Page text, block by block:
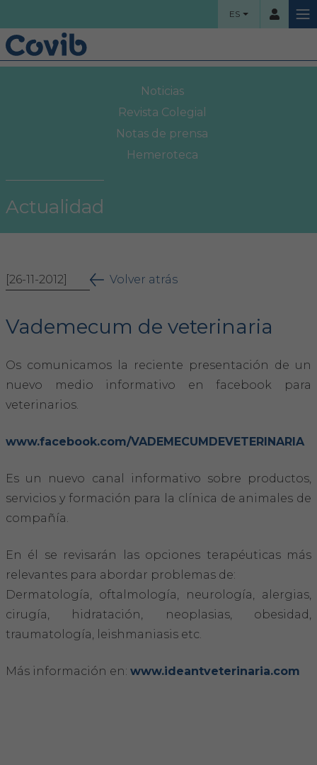
ES
HOME
Comisiones asesoras
Área Colegial
Formación COVIB
ACTUALIDAD
Revista Colegial
Notas de prensa
Hemeroteca
IDENTIFICACIÓN ANIMAL
Noticias
Revista Colegial
Notas de prensa
Hemeroteca
Actualidad
[26-11-2012] Volver atrás
Vademecum de veterinaria
Os comunicamos la reciente presentación de un
nuevo medio informativo en facebook para
veterinarios.
www.facebook.com/VADEMECUMDEVETERINARIA
Es un nuevo canal informativo sobre productos,
servicios y formación para la clínica de animales de
compañía.
En él se revisarán las opciones terapéuticas más
relevantes para abordar problemas de:
Dermatología, oftalmología, neurología, alergias,
cirugía, hidratación, neoplasias, obesidad,
traumatología, leishmaniasis etc.
Más información en: www.ideantveterinaria.com